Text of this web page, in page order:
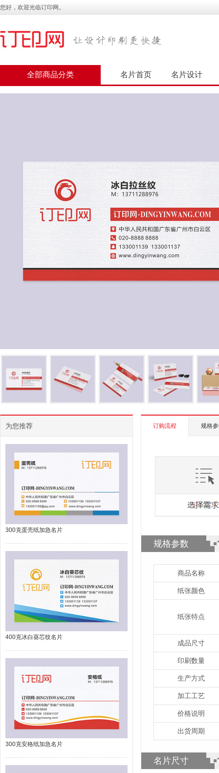
您好，欢迎光临订印网。
全部商品分类 名片首页 名片设计
为您推荐
300克蛋壳纸加急名片
400克冰白葵芯纹名片
300克安格纸加急名片
订购流程 规格
规格参数
商品名称
纸张颜色
纸张特点
成品尺寸
印刷数量
生产方式
加工工艺
价格说明
出货周期
名片尺寸